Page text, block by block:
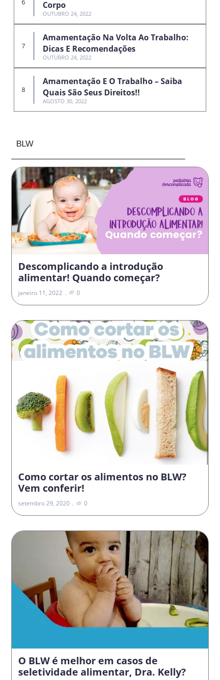
Corpo
OUTUBRO 24, 2022
Amamentação Na Volta Ao Trabalho:
Dicas E Recomendações
OUTUBRO 24, 2022
Amamentação E O Trabalho – Saiba
Quais São Seus Direitos!!
AGOSTO 30, 2022
BLW
Descomplicando a introdução
alimentar! Quando começar?
janeiro 11, 2022 0
Como cortar os alimentos no BLW?
Vem conferir!
setembro 29, 2020 0
O BLW é melhor em casos de
seletividade alimentar, Dra. Kelly?